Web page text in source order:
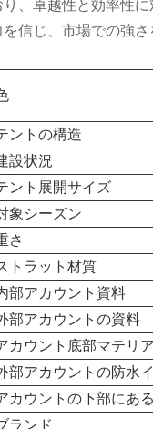
り、卓越性と効率性
を信じ、市場での強
ントの構造
設状況
ント展開サイズ
象シーズン
さ
トラット材質
部アカウント資料
部アカウントの資料
カウント底部マテリ
部アカウントの防水
カウントの下部にあ
ランド